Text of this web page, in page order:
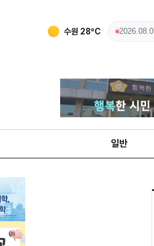
수원 28ºC
일반